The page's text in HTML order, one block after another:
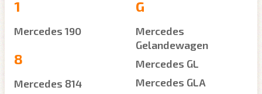
1
Mercedes 190
8
Mercedes 814
G
Mercedes
Gelandewagen
Mercedes GL
Mercedes GLA